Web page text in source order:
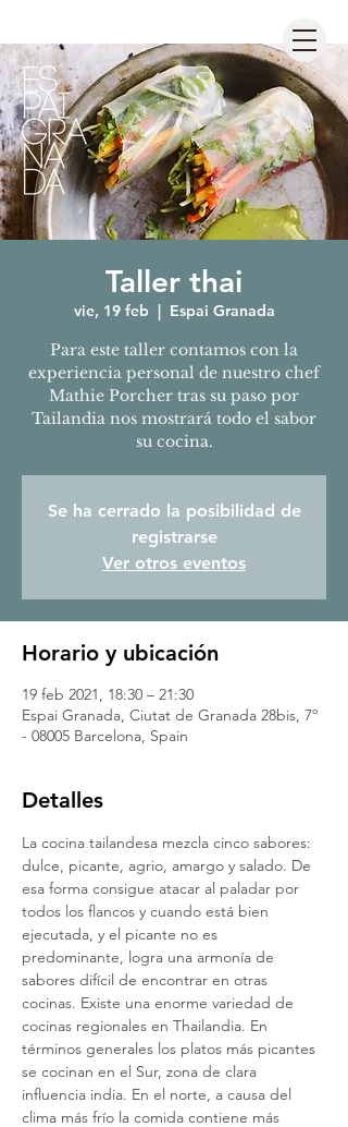
Taller thai
vie, 19 feb
  |
Espai Granada
Para este taller contamos con la
experiencia personal de nuestro chef
Mathie Porcher tras su paso por
Tailandia nos mostrará todo el sabor
su cocina.
Se ha cerrado la posibilidad de
registrarse
Ver otros eventos
Horario y ubicación
19 feb 2021, 18:30 – 21:30
Espai Granada, Ciutat de Granada 28bis, 7º
- 08005 Barcelona, Spain
Detalles
La cocina tailandesa mezcla cinco sabores:
dulce, picante, agrio, amargo y salado. De
esa forma consigue atacar al paladar por
todos los flancos y cuando está bien
ejecutada, y el picante no es
predominante, logra una armonía de
sabores difícil de encontrar en otras
cocinas. Existe una enorme variedad de
cocinas regionales en Thailandia. En
términos generales los platos más picantes
se cocinan en el Sur, zona de clara
influencia india. En el norte, a causa del
clima más frío la comida contiene más